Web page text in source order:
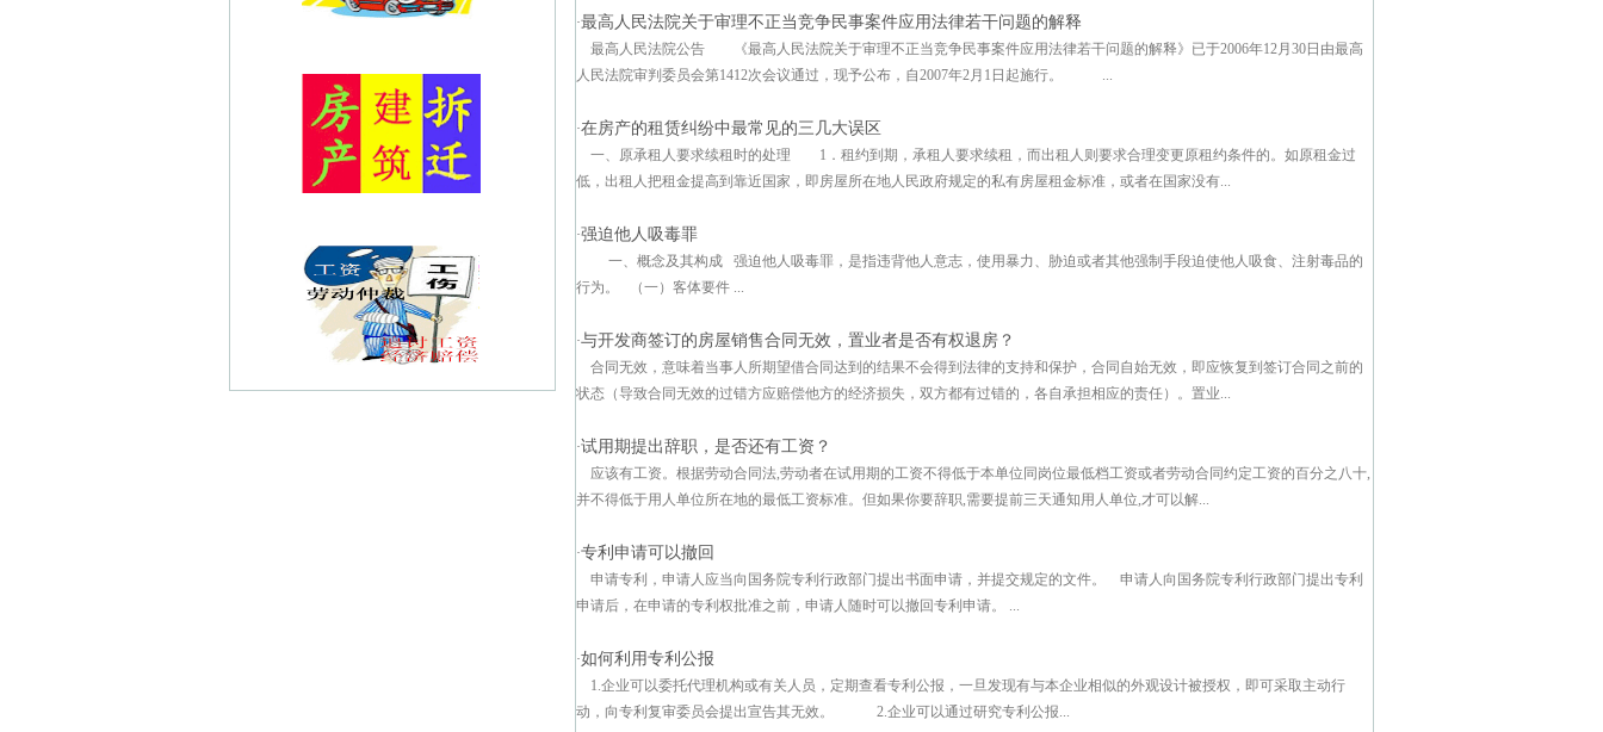
·最高人民法院关于审理不正当竞争民事案件应用法律若干问题的解释
最高人民法院公告 《最高人民法院关于审理不正当竞争民事案件应用法律若干问题的解释》已于2006年12月30日由最高
人民法院审判委员会第1412次会议通过，现予公布，自2007年2月1日起施行。 ...
·在房产的租赁纠纷中最常见的三几大误区
一、原承租人要求续租时的处理 1．租约到期，承租人要求续租，而出租人则要求合理变更原租约条件的。如原租金过
低，出租人把租金提高到靠近国家，即房屋所在地人民政府规定的私有房屋租金标准，或者在国家没有...
·强迫他人吸毒罪
一、概念及其构成 强迫他人吸毒罪，是指违背他人意志，使用暴力、胁迫或者其他强制手段迫使他人吸食、注射毒品的
行为。 （一）客体要件 ...
·与开发商签订的房屋销售合同无效，置业者是否有权退房？
合同无效，意味着当事人所期望借合同达到的结果不会得到法律的支持和保护，合同自始无效，即应恢复到签订合同之前的
状态（导致合同无效的过错方应赔偿他方的经济损失，双方都有过错的，各自承担相应的责任）。置业...
·试用期提出辞职，是否还有工资？
应该有工资。根据劳动合同法,劳动者在试用期的工资不得低于本单位同岗位最低档工资或者劳动合同约定工资的百分之八十,
并不得低于用人单位所在地的最低工资标准。但如果你要辞职,需要提前三天通知用人单位,才可以解...
·专利申请可以撤回
申请专利，申请人应当向国务院专利行政部门提出书面申请，并提交规定的文件。 申请人向国务院专利行政部门提出专利
申请后，在申请的专利权批准之前，申请人随时可以撤回专利申请。 ...
·如何利用专利公报
1.企业可以委托代理机构或有关人员，定期查看专利公报，一旦发现有与本企业相似的外观设计被授权，即可采取主动行
动，向专利复审委员会提出宣告其无效。 2.企业可以通过研究专利公报...